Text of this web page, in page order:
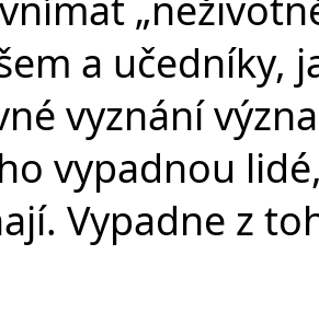
a učedníky,
vyznání
vypadnou
Vypadne z